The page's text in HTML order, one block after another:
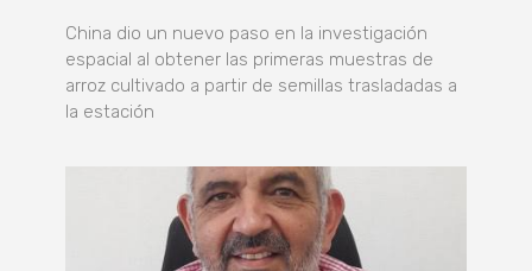
China dio un nuevo paso en la investigación
espacial al obtener las primeras muestras de
arroz cultivado a partir de semillas trasladadas a
la estación